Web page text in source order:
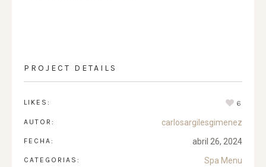
PROJECT DETAILS
LIKES: 6
AUTOR: carlosargilesgimenez
FECHA: abril 26, 2024
CATEGORIAS: Spa Menu